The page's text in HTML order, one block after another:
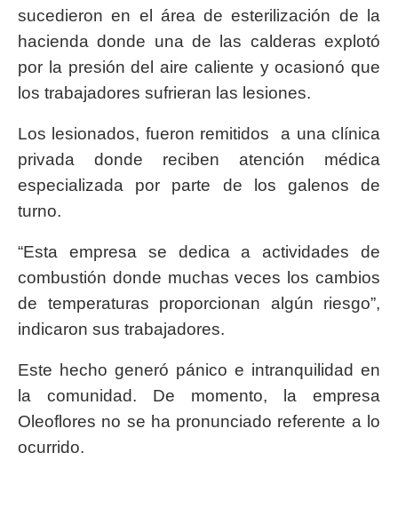
sucedieron en el área de esterilización de la
hacienda donde una de las calderas explotó
por la presión del aire caliente y ocasionó que
los trabajadores sufrieran las lesiones.
Los lesionados, fueron remitidos a una clínica
privada donde reciben atención médica
especializada por parte de los galenos de
turno.
“Esta empresa se dedica a actividades de
combustión donde muchas veces los cambios
de temperaturas proporcionan algún riesgo”,
indicaron sus trabajadores.
Este hecho generó pánico e intranquilidad en
la comunidad. De momento, la empresa
Oleoflores no se ha pronunciado referente a lo
ocurrido.